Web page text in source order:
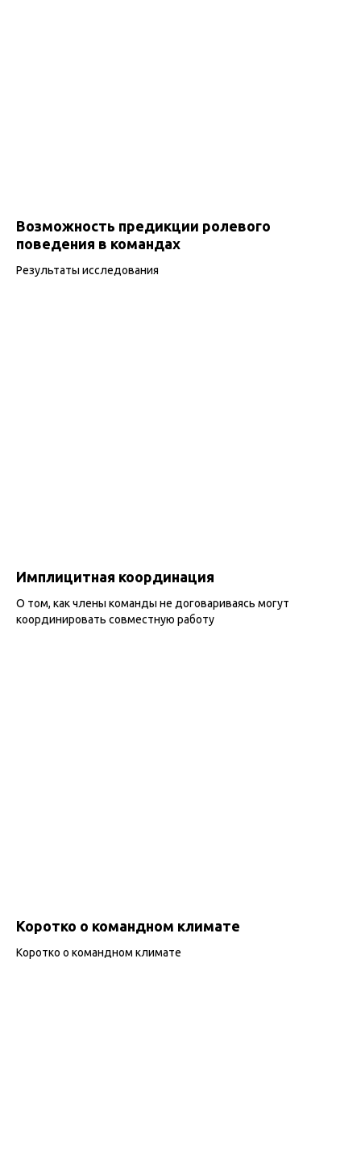
Возможность предикции ролевого
поведения в командах
Результаты исследования
Имплицитная координация
О том, как члены команды не договариваясь могут
координировать совместную работу
Коротко о командном климате
Коротко о командном климате